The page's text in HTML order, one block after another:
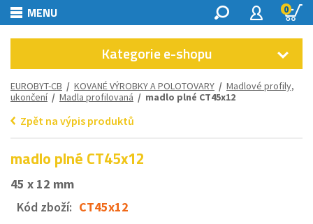
MENU 0
Kategorie e-shopu
EUROBYT-CB / KOVANÉ VÝROBKY A POLOTOVARY / Madlové profily,
ukončení/ Madla profilovaná / madlo plné CT45x12
Zpět na výpis produktů
madlo plné CT45x12
45 x 12 mm
Kód zboží: CT45x12